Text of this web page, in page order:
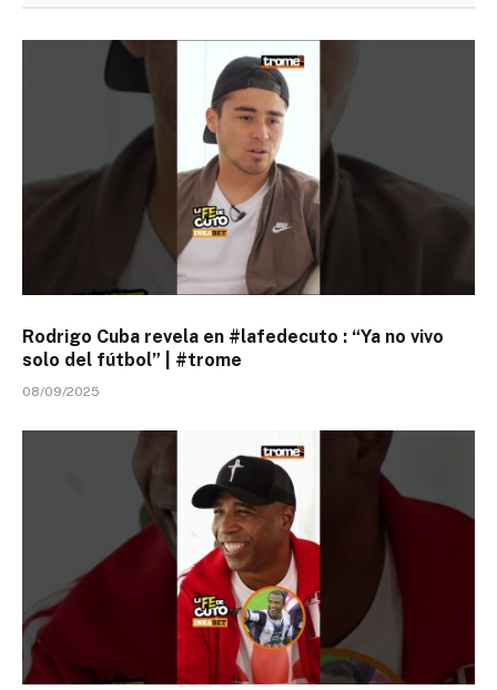
Rodrigo Cuba revela en #lafedecuto : “Ya no vivo
solo del fútbol” | #trome
08/09/2025